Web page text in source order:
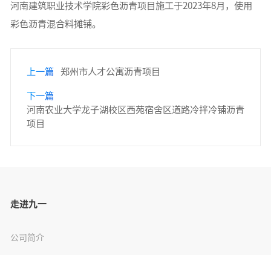
河南建筑职业技术学院彩色沥青项目施工于2023年8月，使用
彩色沥青混合料摊铺。
上一篇 郑州市人才公寓沥青项目
下一篇
河南农业大学龙子湖校区西苑宿舍区道路冷拌冷铺沥青
项目
走进九一
公司简介